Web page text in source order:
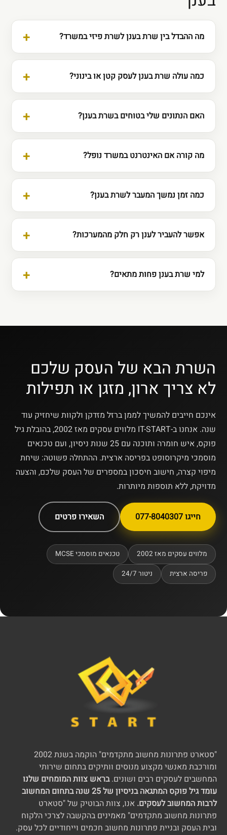
מה ההבדל בין שרת בענן לשרת פיזי במשרד?
כמה עולה שרת בענן לעסק קטן או בינוני?
האם הנתונים שלי בטוחים בשרת בענן?
מה קורה אם האינטרנט במשרד נופל?
כמה זמן נמשך המעבר לשרת בענן?
אפשר להעביר לענן רק חלק מהמערכות?
למי שרת בענן פחות מתאים?
השרת הבא של העסק שלכם
לא צריך ארון, מזגן או תפילות
אינכם חייבים להמשיך לממן ברזל מזדקן ולקוות שיחזיק עוד
שנה. אנחנו ב-IT-START מלווים עסקים מאז 2002, בהובלת גיל
פוקס, איש חומרה ותוכנה עם 25 שנות ניסיון, ועם טכנאים
מוסמכי מיקרוסופט בפריסה ארצית. ההתחלה פשוטה: שיחת
מיפוי קצרה, חישוב חיסכון במספרים של העסק שלכם, והצעה
מדויקת, ללא תוספות מיותרות.
חייגו 077-8040307 השאירו פרטים
מלווים עסקים מאז 2002
טכנאים מוסמכי MCSE
פריסה ארצית
ניטור 24/7
"סטארט פתרונות מחשוב מתקדמים" הוקמה בשנת 2002
ומורכבת מאנשי מקצוע מנוסים וותיקים בתחום שירותי
המחשבים לעסקים רבים ושונים.בראש צוות המומחים שלנו
עומד גיל פוקס המתגאה בניסיון של 25 שנה בתחום המחשוב
לרבות המחשוב לעסקים. אנו, צוות הבוטיק של "סטארט
פתרונות מחשוב מתקדמים" מאמינים בהקשבה לצרכי הלקוח
ובית העסק ובניית פתרונות מחשוב חכמים וייחודיים לכל עסק.